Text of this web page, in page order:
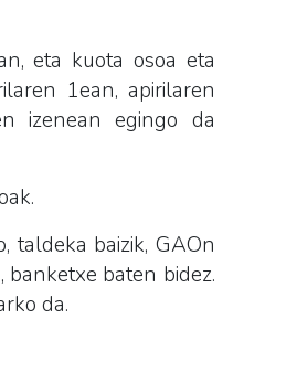
eta kuota osoa eta
1ean, apirilaren
izenean egingo da
taldeka baizik, GAOn
baten bidez.
da.